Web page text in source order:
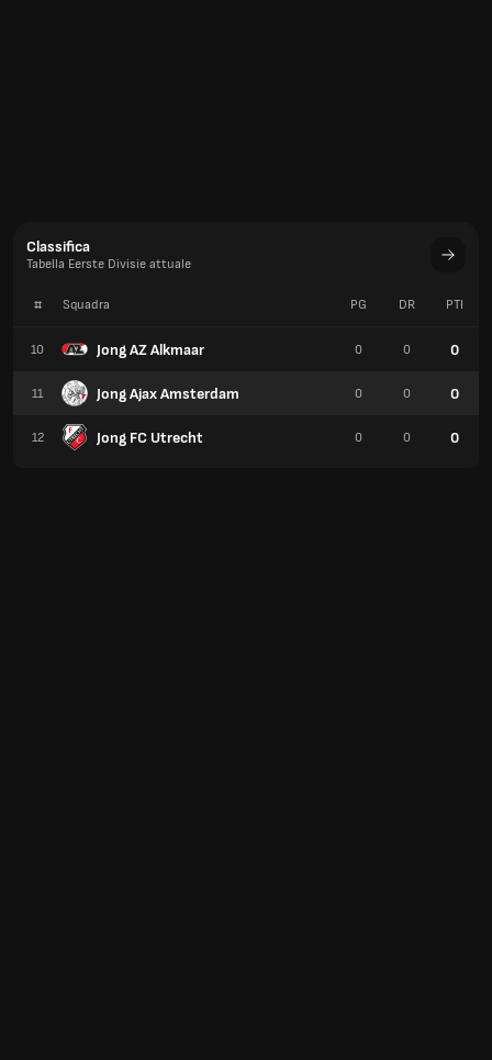
Classifica
Tabella Eerste Divisie attuale
# Squadra
10 Jong AZ Alkmaar
11 Jong Ajax Amsterdam
12 Jong FC Utrecht
PG DR PTI
0 0 0
0 0 0
0 0 0